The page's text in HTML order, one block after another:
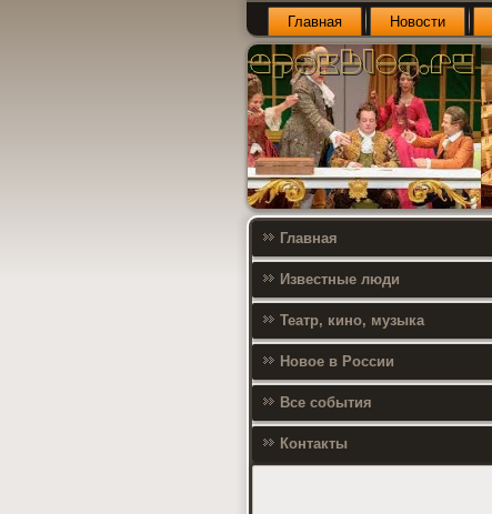
Главная Новости
Главная
Известные люди
Театр, кино, музыка
Новое в России
Все события
Контакты